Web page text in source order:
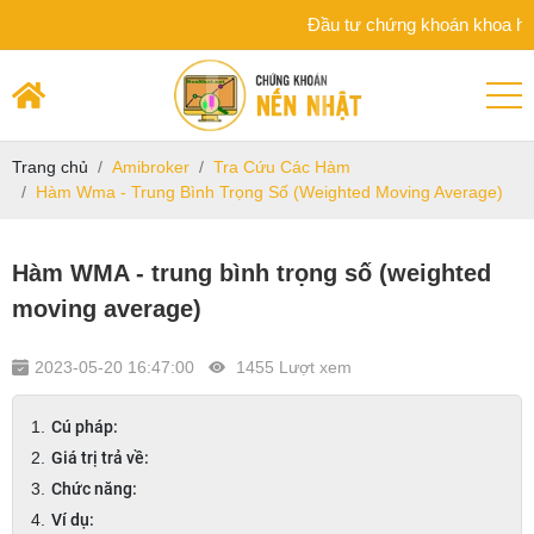
Đầu tư chứng khoán khoa học
Trang chủ Amibroker
Tra Cứu Các Hàm
Hàm Wma - Trung Bình Trọng Số (Weighted Moving Average)
Hàm WMA - trung bình trọng số (weighted
moving average)
2023-05-20 16:47:00 1455 Lượt xem
Cú pháp:
Giá trị trả về:
Chức năng:
Ví dụ: